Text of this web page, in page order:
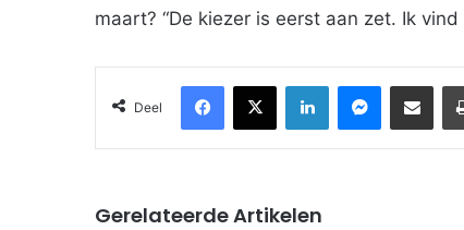
maart? “De kiezer is eerst aan zet. Ik
Deel
Facebook
X LinkedInMessenger
Deel via
Gerelateerde Artikelen